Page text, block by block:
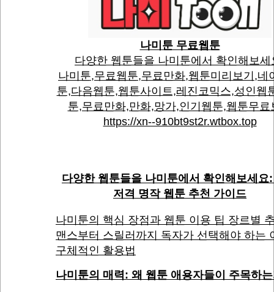
나미툰 무료웹툰
다양한 웹툰들을 나미툰에서 확인해보세
나미툰,무료웹툰,무료만화,웹툰미리보기,네
툰,다음웹툰,웹툰사이트,레진코믹스,성인웹
툰,무료만화,만화,망가,인기웹툰,웹툰무료
https://xn--910bt9st2r.wtbox.top
다양한 웹툰들을 나미툰에서 확인해보세요
저격 명작 웹툰 추천 가이드
나미툰의 핵심 장점과 웹툰 이용 팁 장르별
맨스부터 스릴러까지 독자가 선택해야 하는
구체적인 활용법
나미툰의 매력: 왜 웹툰 애용자들이 주목하